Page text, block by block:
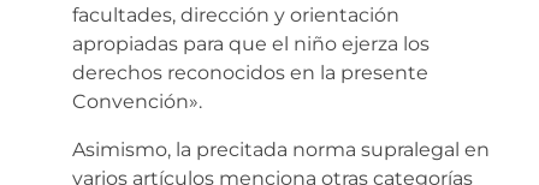
facultades, dirección y orientación
apropiadas para que el niño ejerza los
derechos reconocidos en la presente
Convención».
Asimismo, la precitada norma supralegal en
varios artículos menciona otras categorías